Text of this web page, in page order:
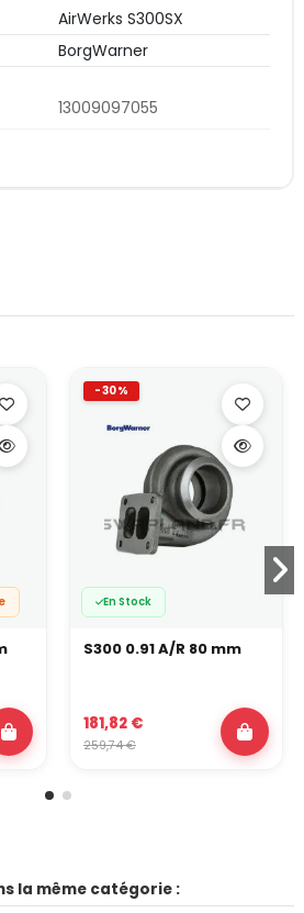
AirWerks S300SX
BorgWarner
13009097055
-30%
En Stock
S300 0.91 A/R 80 mm
181,82 €
259,74 €
la même catégorie :